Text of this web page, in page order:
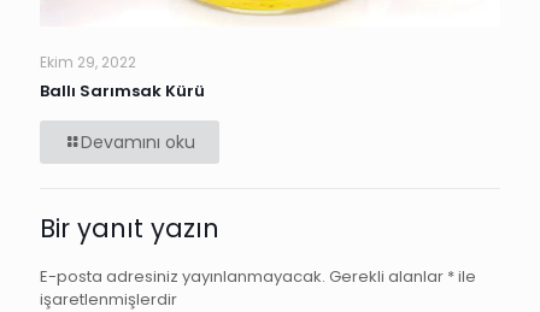
Ekim 29, 2022
Ballı Sarımsak Kürü
Devamını oku
Bir yanıt yazın
E-posta adresiniz yayınlanmayacak. Gerekli alanlar *ile
işaretlenmişlerdir